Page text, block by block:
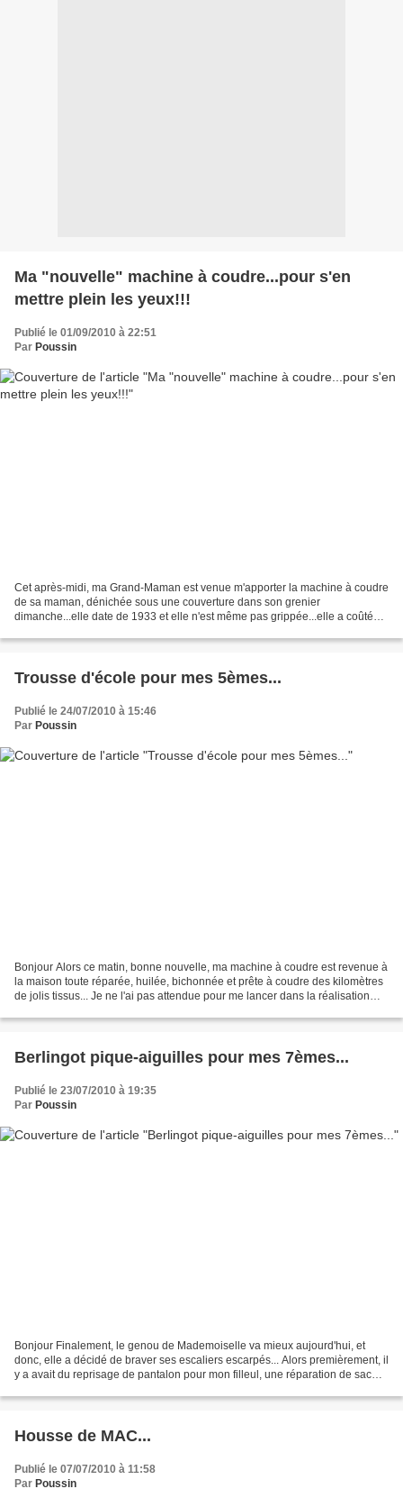
Ma "nouvelle" machine à coudre...pour s'en
mettre plein les yeux!!!
Publié le 01/09/2010 à 22:51
Par Poussin
Cet après-midi, ma Grand-Maman est venue m'apporter la machine à coudre
de sa maman, dénichée sous une couverture dans son grenier
dimanche...elle date de 1933 et elle n'est même pas grippée...elle a coûté
Trousse d'école pour mes 5èmes...
Publié le 24/07/2010 à 15:46
Par Poussin
Bonjour Alors ce matin, bonne nouvelle, ma machine à coudre est revenue à
la maison toute réparée, huilée, bichonnée et prête à coudre des kilomètres
de jolis tissus... Je ne l'ai pas attendue pour me lancer dans la réalisation
Berlingot pique-aiguilles pour mes 7èmes...
Publié le 23/07/2010 à 19:35
Par Poussin
Bonjour Finalement, le genou de Mademoiselle va mieux aujourd'hui, et
donc, elle a décidé de braver ses escaliers escarpés... Alors premièrement, il
y a avait du reprisage de pantalon pour mon filleul, une réparation de sac
Housse de MAC...
Publié le 07/07/2010 à 11:58
Par Poussin